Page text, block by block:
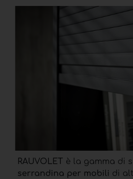
RAUVOLET è la gamma di
serrandina per mobili di